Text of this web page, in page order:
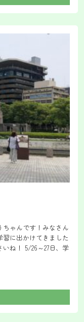
ゃんです！みなさん
に出かけてきました
ね！ 5/26～27日、学